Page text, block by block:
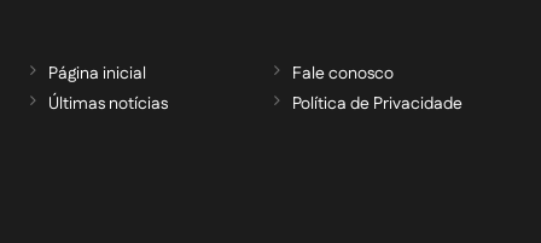
Página inicial
Últimas notícias
Fale conosco
Política de Privacidade